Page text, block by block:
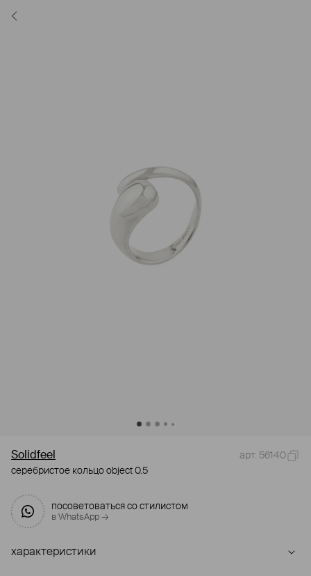
Solidfeel
арт. 56140
серебристое кольцо object 0.5
посоветоваться со стилистом
в WhatsApp →
характеристики